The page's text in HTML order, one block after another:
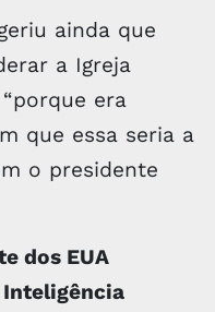
ainda que
a Igreja
era
que essa seria a
o presidente
dos EUA